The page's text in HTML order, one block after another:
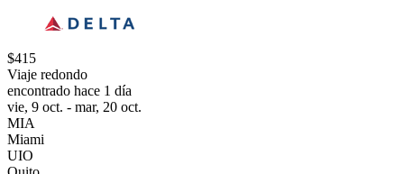
$415
Viaje redondo
encontrado hace 1 día
vie, 9 oct. - mar, 20 oct.
MIA
Miami
UIO